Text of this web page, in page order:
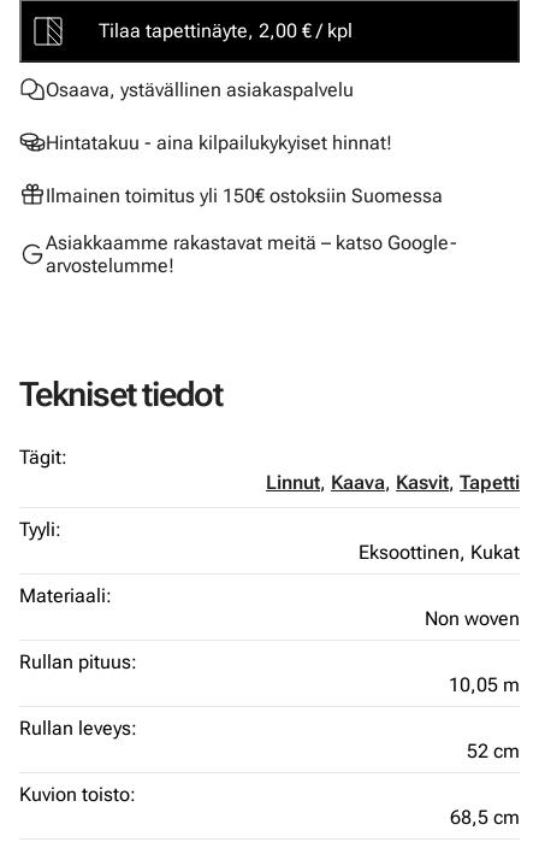
Tilaa tapettinäyte, 2,00 € / kpl
Osaava, ystävällinen asiakaspalvelu
Hintatakuu - aina kilpailukykyiset hinnat!
Ilmainen toimitus yli 150€ ostoksiin Suomessa
Asiakkaamme rakastavat meitä – katso Google-
arvostelumme!
Tekniset tiedot
Tägit:
Linnut, Kaava, Kasvit, Tapetti
Tyyli:
Eksoottinen, Kukat
Materiaali:
Non woven
Rullan pituus:
10,05 m
Rullan leveys:
52 cm
Kuvion toisto:
68,5 cm